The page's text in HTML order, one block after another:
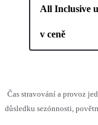
All Inclusive
v ceně
Čas stravování a provoz
důsledku sezónnosti,